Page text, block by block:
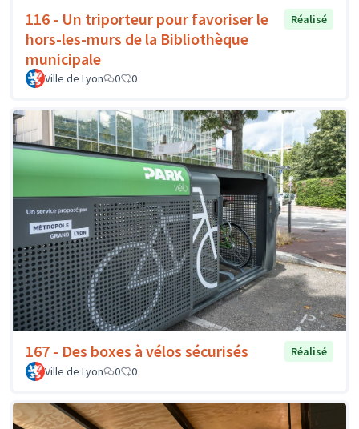
116 - Un triporteur pour favoriser le
hors-les-murs de la Bibliothèque
municipale
Réalisé
Ville de Lyon 0 0
167 - Des boxes à vélos sécurisés
Réalisé
Ville de Lyon
0 0